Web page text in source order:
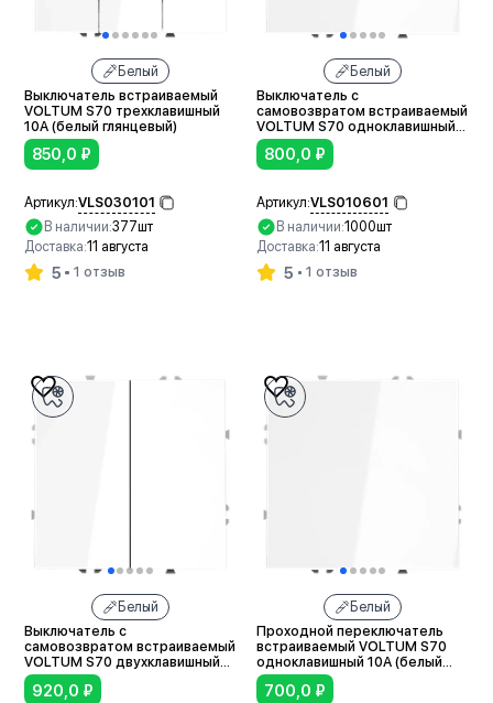
Белый
Выключатель встраиваемый
VOLTUM S70 трехклавишный
10А (белый глянцевый)
850,0 ₽
Артикул:VLS030101
В наличии:377шт
Доставка:11 августа
5 1 отзыв
Белый
Выключатель с
самовозвратом встраиваемый
VOLTUM S70 одноклавишный
10А (белый глянцевый)
800,0 ₽
Артикул:VLS010601
В наличии:1000шт
Доставка:11 августа
5 1 отзыв
Белый
Выключатель с
самовозвратом встраиваемый
VOLTUM S70 двухклавишный
10А (белый глянцевый)
920,0 ₽
Белый
Проходной переключатель
встраиваемый VOLTUM S70
одноклавишный 10А (белый
глянцевый)
700,0 ₽